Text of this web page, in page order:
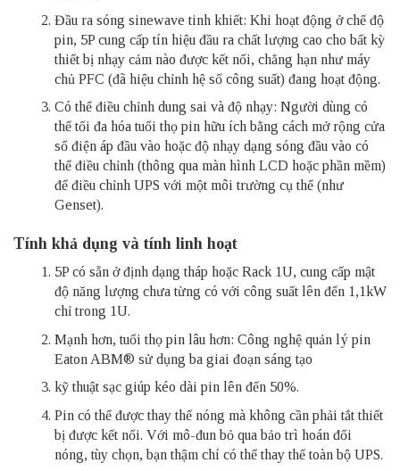
Đầu ra sóng sinewave tinh khiết: Khi hoạt động ở chế độ
pin, 5P cung cấp tín hiệu đầu ra chất lượng cao cho bất kỳ
thiết bị nhạy cảm nào được kết nối, chẳng hạn như máy
chủ PFC (đã hiệu chỉnh hệ số công suất) đang hoạt động.
Có thể điều chỉnh dung sai và độ nhạy: Người dùng có
thể tối đa hóa tuổi thọ pin hữu ích bằng cách mở rộng cửa
sổ điện áp đầu vào hoặc độ nhạy dạng sóng đầu vào có
thể điều chỉnh (thông qua màn hình LCD hoặc phần mềm)
để điều chỉnh UPS với một môi trường cụ thể (như
Genset).
Tính khả dụng và tính linh hoạt
5P có sẵn ở định dạng tháp hoặc Rack 1U, cung cấp mật
độ năng lượng chưa từng có với công suất lên đến 1,1kW
chỉ trong 1U.
Mạnh hơn, tuổi thọ pin lâu hơn: Công nghệ quản lý pin
Eaton ABM® sử dụng ba giai đoạn sáng tạo
kỹ thuật sạc giúp kéo dài pin lên đến 50%.
Pin có thể được thay thế nóng mà không cần phải tắt thiết
bị được kết nối. Với mô-đun bỏ qua bảo trì hoán đổi
nóng, tùy chọn, bạn thậm chí có thể thay thế toàn bộ UPS.